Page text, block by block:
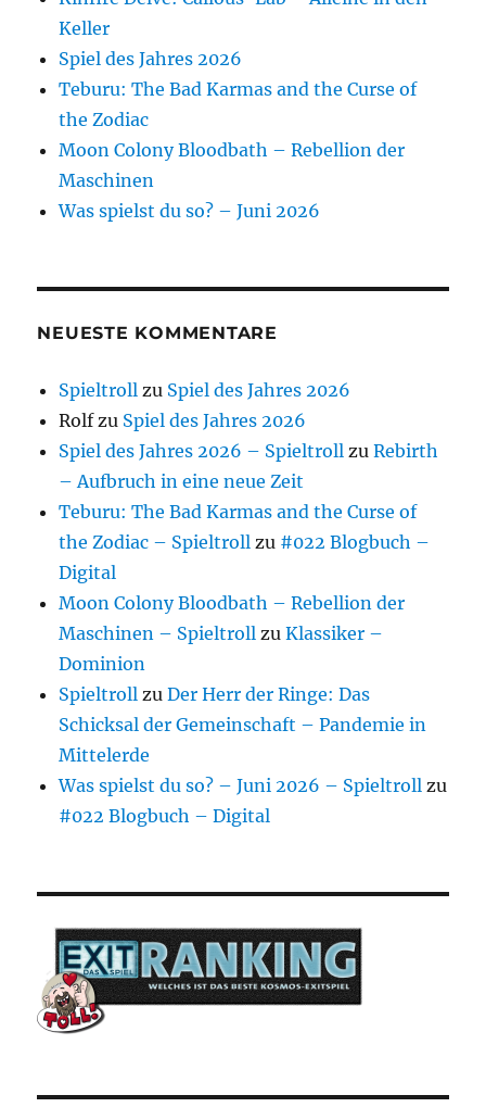
Keller
Spiel des Jahres 2026
Teburu: The Bad Karmas and the Curse of
the Zodiac
Moon Colony Bloodbath – Rebellion der
Maschinen
Was spielst du so? – Juni 2026
NEUESTE KOMMENTARE
Spieltroll zu Spiel des Jahres 2026
Rolfzu Spiel des Jahres 2026
Spiel des Jahres 2026 – Spieltroll zuRebirth
– Aufbruch in eine neue Zeit
Teburu: The Bad Karmas and the Curse of
the Zodiac – Spieltroll zu #022 Blogbuch –
Digital
Moon Colony Bloodbath – Rebellion der
Maschinen – Spieltroll zuKlassiker –
Dominion
Spieltroll zuDer Herr der Ringe: Das
Schicksal der Gemeinschaft – Pandemie in
Mittelerde
Was spielst du so? – Juni 2026 – Spieltroll zu
#022 Blogbuch – Digital